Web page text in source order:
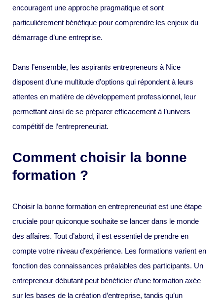
encouragent une approche pragmatique et sont
particulièrement bénéfique pour comprendre les enjeux du
démarrage d’une entreprise.
Dans l’ensemble, les aspirants entrepreneurs à Nice
disposent d’une multitude d’options qui répondent à leurs
attentes en matière de développement professionnel, leur
permettant ainsi de se préparer efficacement à l’univers
compétitif de l’entrepreneuriat.
Comment choisir la bonne
formation ?
Choisir la bonne formation en entrepreneuriat est une étape
cruciale pour quiconque souhaite se lancer dans le monde
des affaires. Tout d’abord, il est essentiel de prendre en
compte votre niveau d’expérience. Les formations varient en
fonction des connaissances préalables des participants. Un
entrepreneur débutant peut bénéficier d’une formation axée
sur les bases de la création d’entreprise, tandis qu’un